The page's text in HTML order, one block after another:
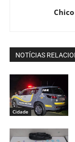
Chico
NOTÍCIAS
Cidade